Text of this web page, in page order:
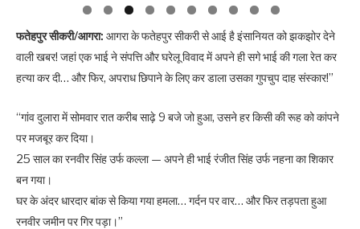
फतेहपुर सीकरी/आगरा: आगरा के फतेहपुर सीकरी से आई है इंसानियत को झकझोर देने
वाली खबर! जहां एक भाई ने संपत्ति और घरेलू विवाद में अपने ही सगे भाई की गला रेत कर
हत्या कर दी… और फिर, अपराध छिपाने के लिए कर डाला उसका गुपचुप दाह संस्कार!”
“गांव दुलारा में सोमवार रात करीब साढ़े 9 बजे जो हुआ, उसने हर किसी की रूह को कांपने
पर मजबूर कर दिया।
25 साल का रनवीर सिंह उर्फ कल्ला — अपने ही भाई रंजीत सिंह उर्फ नहना का शिकार
बन गया।
घर के अंदर धारदार बांक से किया गया हमला… गर्दन पर वार… और फिर तड़पता हुआ
रनवीर जमीन पर गिर पड़ा।”